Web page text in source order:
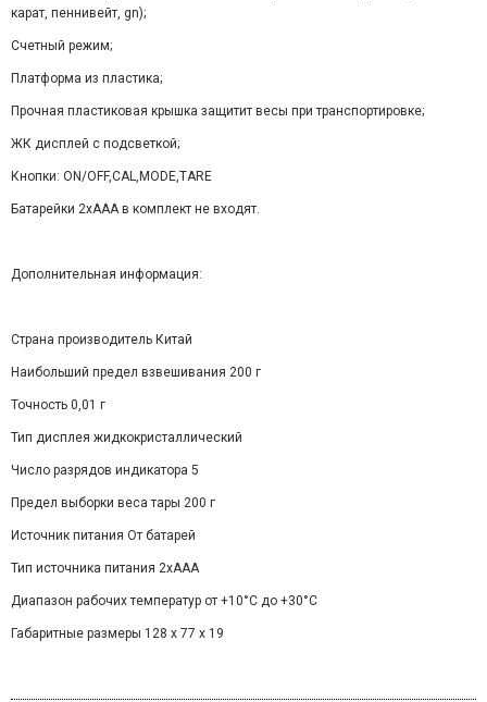
карат, пеннивейт, gn);
Счетный режим;
Платформа из пластика;
Прочная пластиковая крышка защитит весы при транспортировке;
ЖК дисплей с подсветкой;
Кнопки: ON/OFF,CAL,MODE,TARE
Батарейки 2хААА в комплект не входят.
Дополнительная информация:
Страна производитель Китай
Наибольший предел взвешивания 200 г
Точность 0,01 г
Тип дисплея жидкокристаллический
Число разрядов индикатора 5
Предел выборки веса тары 200 г
Источник питания От батарей
Тип источника питания 2хAAA
Диапазон рабочих температур от +10°С до +30°C
Габаритные размеры 128 x 77 x 19